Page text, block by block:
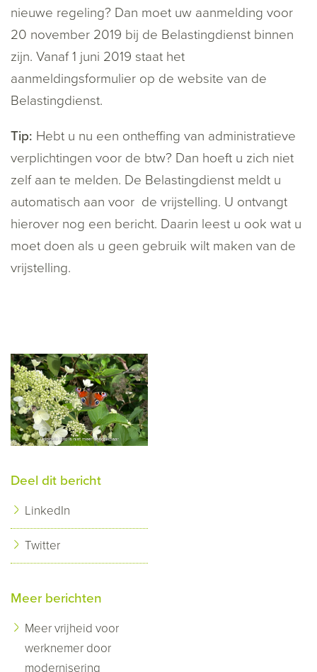
nieuwe regeling? Dan moet uw aanmelding voor
20 november 2019 bij de Belastingdienst binnen
zijn. Vanaf 1 juni 2019 staat het
aanmeldingsformulier op de website van de
Belastingdienst.
Tip: Hebt u nu een ontheffing van administratieve
verplichtingen voor de btw? Dan hoeft u zich niet
zelf aan te melden. De Belastingdienst meldt u
automatisch aan voor de vrijstelling. U ontvangt
hierover nog een bericht. Daarin leest u ook wat u
moet doen als u geen gebruik wilt maken van de
vrijstelling.
Deel dit bericht
LinkedIn
Twitter
Meer berichten
Meer vrijheid voor
werknemer door
modernisering